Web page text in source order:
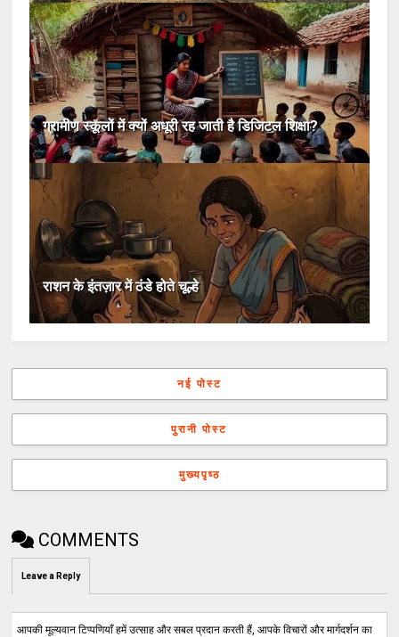
ग्रामीण स्कूलों में क्यों अधूरी रह जाती है डिजिटल शिक्षा?
राशन के इंतज़ार में ठंडे होते चूल्हे
नई पोस्ट
पुरानी पोस्ट
मुख्यपृष्ठ
COMMENTS
Leave a Reply
आपकी मूल्यवान टिप्पणियाँ हमें उत्साह और सबल प्रदान करती हैं, आपके विचारों और मार्गदर्शन का